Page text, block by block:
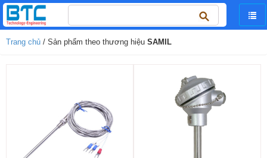
Tìm
kiếm
Trang chủ / Sản phẩm theo thương hiệu SAMIL